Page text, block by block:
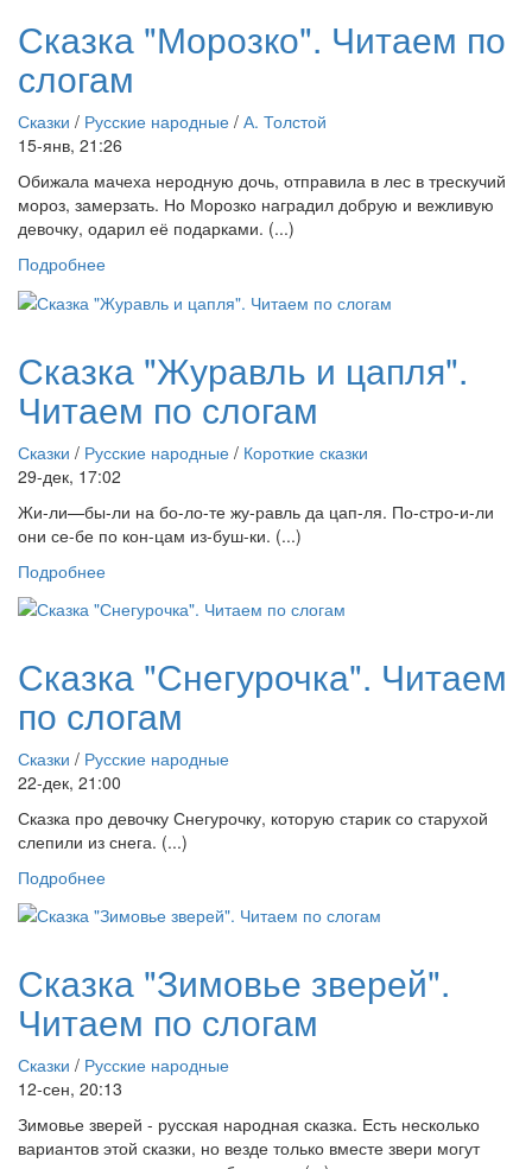
Сказка "Морозко". Читаем по
слогам
Сказки / Русские народные / А. Толстой
15-янв, 21:26
Обижала мачеха неродную дочь, отправила в лес в трескучий
мороз, замерзать. Но Морозко наградил добрую и вежливую
девочку, одарил её подарками. (...)
Подробнее
Сказка "Журавль и цапля".
Читаем по слогам
Сказки / Русские народные / Короткие сказки
29-дек, 17:02
Жи-ли—бы-ли на бо-ло-те жу-равль да цап-ля. По-стро-и-ли
они се-бе по кон-цам из-буш-ки. (...)
Подробнее
Сказка "Снегурочка". Читаем
по слогам
Сказки / Русские народные
22-дек, 21:00
Сказка про девочку Снегурочку, которую старик со старухой
слепили из снега. (...)
Подробнее
Сказка "Зимовье зверей".
Читаем по слогам
Сказки / Русские народные
12-сен, 20:13
Зимовье зверей - русская народная сказка. Есть несколько
вариантов этой сказки, но везде только вместе звери могут